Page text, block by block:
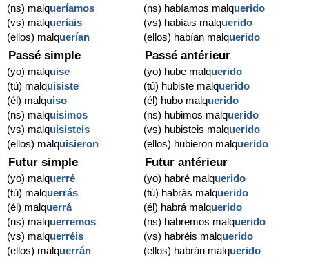
(ns) malqueríamos
(vs) malqueríais
(ellos) malquerían
(ns) habíamos malquerido
(vs) habíais malquerido
(ellos) habían malquerido
Passé simple
(yo) malquise
(tú) malquisiste
(él) malquiso
(ns) malquisimos
(vs) malquisisteis
(ellos) malquisieron
Passé antérieur
(yo) hube malquerido
(tú) hubiste malquerido
(él) hubo malquerido
(ns) hubimos malquerido
(vs) hubisteis malquerido
(ellos) hubieron malquerido
Futur simple
(yo) malquerré
(tú) malquerrás
(él) malquerrá
(ns) malquerremos
(vs) malquerréis
(ellos) malquerrán
Futur antérieur
(yo) habré malquerido
(tú) habrás malquerido
(él) habrá malquerido
(ns) habremos malquerido
(vs) habréis malquerido
(ellos) habrán malquerido